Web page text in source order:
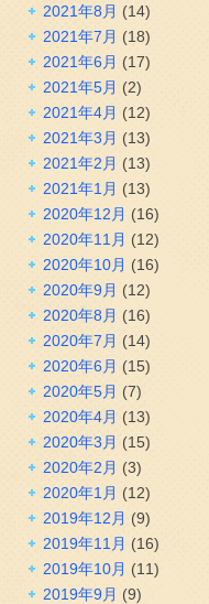
2021年8月 (14)
2021年7月 (18)
2021年6月 (17)
2021年5月 (2)
2021年4月 (12)
2021年3月 (13)
2021年2月 (13)
2021年1月 (13)
2020年12月 (16)
2020年11月 (12)
2020年10月 (16)
2020年9月 (12)
2020年8月 (16)
2020年7月 (14)
2020年6月 (15)
2020年5月 (7)
2020年4月 (13)
2020年3月 (15)
2020年2月 (3)
2020年1月 (12)
2019年12月 (9)
2019年11月 (16)
2019年10月 (11)
2019年9月 (9)